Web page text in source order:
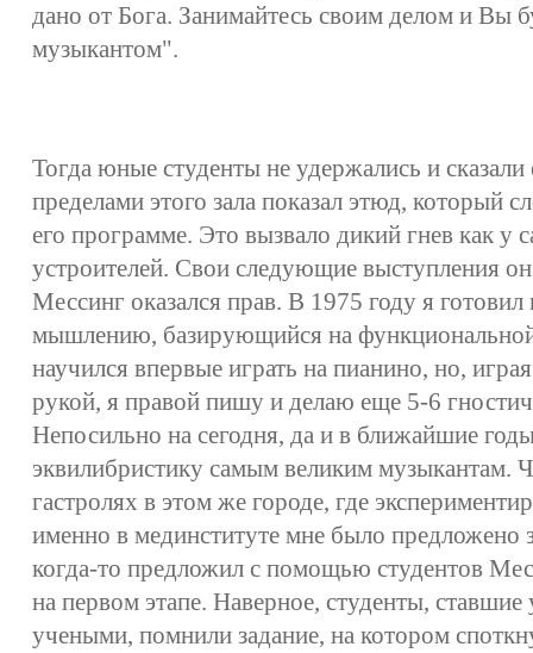
дано от Бога. Занимайтесь своим делом и Вы
музыкантом".
Тогда юные студенты не удержались и сказали
пределами этого зала показал этюд, который
его программе. Это вызвало дикий гнев как у
устроителей. Свои следующие выступления
Мессинг оказался прав. В 1975 году я
мышлению, базирующийся на
научился впервые играть на пианино, но,
рукой, я правой пишу и делаю еще 5-6
Непосильно на сегодня, да и в ближайшие
эквилибристику самым великим музыкантам.
гастролях в этом же городе, где
именно в мединституте мне было предложено
когда-то предложил с помощью студентов
на первом этапе. Наверное, студенты,
учеными, помнили задание, на котором